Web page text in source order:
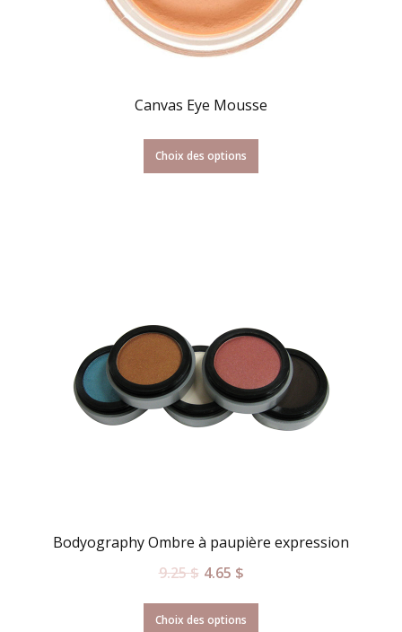
Canvas Eye Mousse
Choix des options
Bodyography Ombre à paupière expression
9.25$ 4.65 $
Choix des options